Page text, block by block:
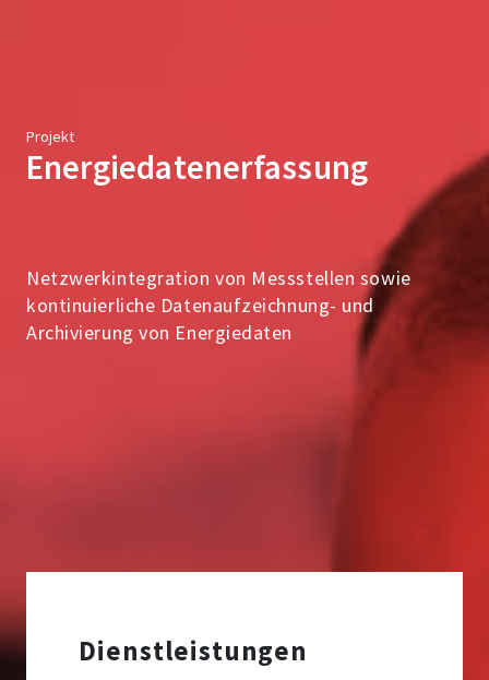
Projekt
Energiedatenerfassung
Netzwerkintegration von Messstellen sowie
kontinuierliche Datenaufzeichnung- und
Archivierung von Energiedaten
Dienstleistungen